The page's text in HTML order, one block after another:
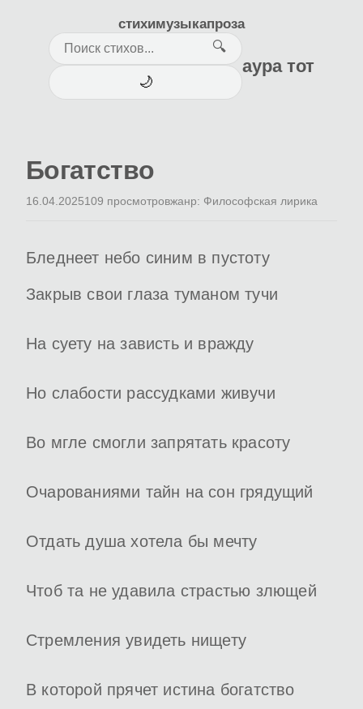
стихимузыкапроза
🔍
🌙
аура тот
Богатство
16.04.2025109 просмотровжанр: Философская лирика
Бледнеет небо синим в пустоту
Закрыв свои глаза туманом тучи
На суету на зависть и вражду
Но слабости рассудками живучи
Во мгле смогли запрятать красоту
Очарованиями тайн на сон грядущий
Отдать душа хотела бы мечту
Чтоб та не удавила страстью злющей
Стремления увидеть нищету
В которой прячет истина богатство